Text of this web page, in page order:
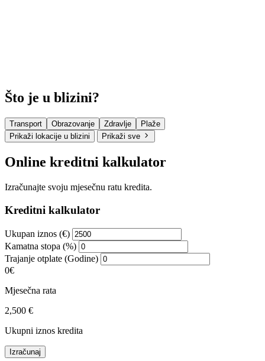
Što je u blizini?
Transport Obrazovanje Zdravlje
Plaže
Prikaži lokacije u blizini
Prikaži sve
Online kreditni kalkulator
Izračunajte svoju mjesečnu ratu kredita.
Kreditni kalkulator
Ukupan iznos (€)
Kamatna stopa (%)
Trajanje otplate (Godine)
0€
Mjesečna rata
2,500 €
Ukupni iznos kredita
Izračunaj